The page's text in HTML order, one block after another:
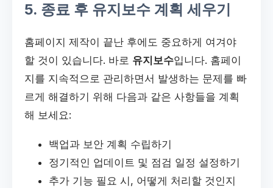
5. 종료 후 유지보수 계획 세우기
홈페이지 제작이 끝난 후에도 중요하게 여겨야
할 것이 있습니다. 바로 유지보수입니다. 홈페이
지를 지속적으로 관리하면서 발생하는 문제를 빠
르게 해결하기 위해 다음과 같은 사항들을 계획
해 보세요:
백업과 보안 계획 수립하기
정기적인 업데이트 및 점검 일정 설정하기
추가 기능 필요 시, 어떻게 처리할 것인지